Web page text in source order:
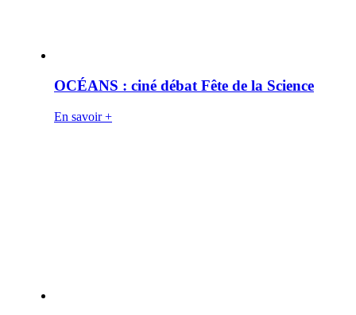
OCÉANS : ciné débat Fête de la Science
En savoir +